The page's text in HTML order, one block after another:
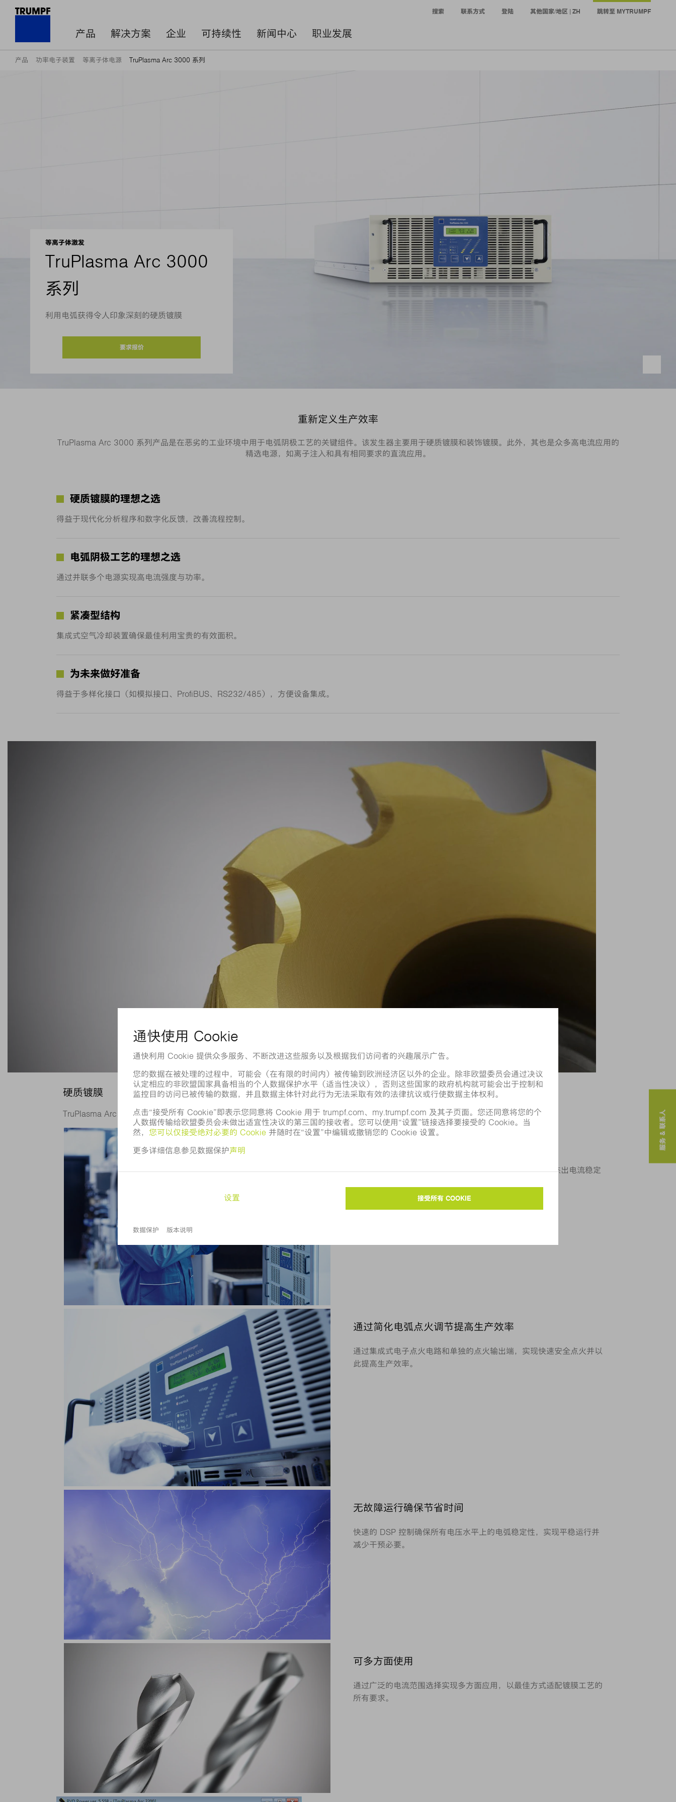
产品 解决方案 企业 可持续性 新闻中心 职业发展
搜索 联系方式 登陆 其他国家/地区 | ZH 跳转至 MYTRUMPF
产品 功率电子装置 等离子体电源 TruPlasma Arc 3000 系列
等离子体激发
TruPlasma Arc 3000
系列
利用电弧获得令人印象深刻的硬质镀膜
要求报价
重新定义生产效率
TruPlasma Arc 3000 系列产品是在恶劣的工业环境中用于电弧阴极工艺的关键组件。该发生器主要用于硬质镀膜和装饰镀膜。此外，其也是众多高电流应用的
精选电源，如离子注入和具有相同要求的直流应用。
硬质镀膜的理想之选
得益于现代化分析程序和数字化反馈，改善流程控制。
电弧阴极工艺的理想之选
通过并联多个电源实现高电流强度与功率。
紧凑型结构
集成式空气冷却装置确保最佳利用宝贵的有效面积。
为未来做好准备
得益于多样化接口（如模拟接口、ProfiBUS、RS232/485），方便设备集成。
硬质镀膜
TruPlasma Arc 3000 系列发生器主要用于硬质镀膜和装饰镀膜。
TruPlasma Arc 3000 系列的特殊功率与调节设计在实现杰出电流稳定
通过简化电弧点火调节提高生产效率
通过集成式电子点火电路和单独的点火输出端，实现快速安全点火并以
此提高生产效率。
无故障运行确保节省时间
快速的 DSP 控制确保所有电压水平上的电弧稳定性，实现平稳运行并
减少干预必要。
可多方面使用
通过广泛的电流范围选择实现多方面应用，以最佳方式适配镀膜工艺的
所有要求。
服务 & 联系人